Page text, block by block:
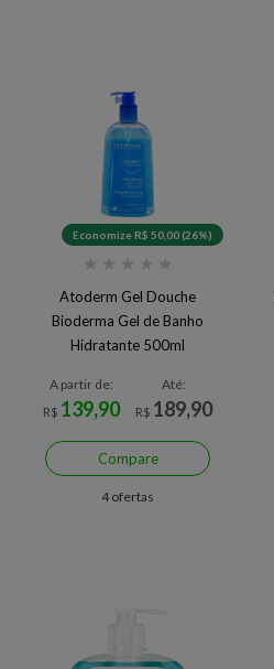
Economize R$ 50,00 (26%)
★ ★ ★ ★ ★
Atoderm Gel Douche
Bioderma Gel de Banho
Hidratante 500ml
A partir de:
R$ 139,90
Até:
R$ 189,90
Compare
4 ofertas